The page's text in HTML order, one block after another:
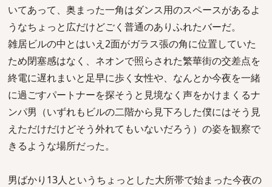
いてあって、奥まった一角はダンス用のスペースがあるよ
うなちょっと広だけどごく普通のありふれたバーだ。
雑居ビルの中とはいえ2面がガラス張の角に位置していた
ため閉塞感はなく、ネオンで照らされた繁華街の交差点を
終電に遅れまいと足早に歩く女性や、なんとか今夜を一緒
に過ごすパートナーを探そうと見境なく声をかけまくるナ
ンパ男（いずれもビルの二階から見下ろした僕にはそう見
えただけだけどそう外れてもいないだろう）の姿を観察で
きるような場所だった。
男ばかり13人というちょっとした大所帯で始まった今夜の